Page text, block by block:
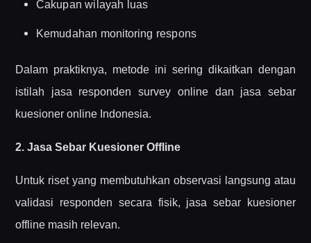
Cakupan wilayah luas
Kemudahan monitoring respons
Dalam praktiknya, metode ini sering dikaitkan dengan
istilah jasa responden survey online dan jasa sebar
kuesioner online Indonesia.
2. Jasa Sebar Kuesioner Offline
Untuk riset yang membutuhkan observasi langsung atau
validasi responden secara fisik, jasa sebar kuesioner
offline masih relevan.